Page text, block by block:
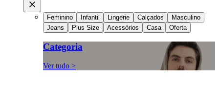
Feminino Infantil Lingerie Calçados
Masculino
Jeans
Plus Size Acessórios Casa Oferta
Categoria
Ver tudo >